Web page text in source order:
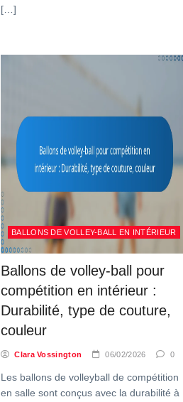
[…]
BALLONS DE VOLLEY-BALL EN INTÉRIEUR
Ballons de volley-ball pour
compétition en intérieur :
Durabilité, type de couture,
couleur
Clara Vossington 06/02/2026 0
Les ballons de volleyball de compétition
en salle sont conçus avec la durabilité à